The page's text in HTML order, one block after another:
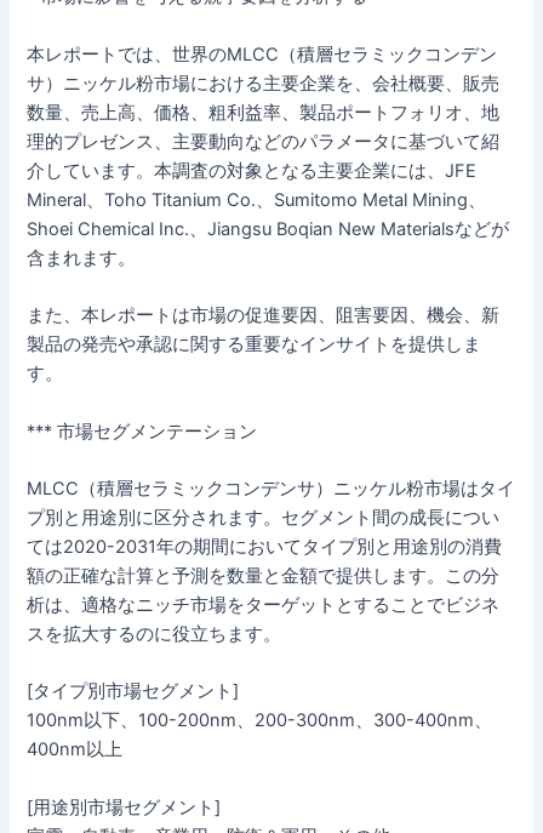
本レポートでは、世界のMLCC（積層セラミックコンデン
サ）ニッケル粉市場における主要企業を、会社概要、販売
数量、売上高、価格、粗利益率、製品ポートフォリオ、地
理的プレゼンス、主要動向などのパラメータに基づいて紹
介しています。本調査の対象となる主要企業には、JFE
Mineral、Toho Titanium Co.、Sumitomo Metal Mining、
Shoei Chemical Inc.、Jiangsu Boqian New Materialsなどが
含まれます。
また、本レポートは市場の促進要因、阻害要因、機会、新
製品の発売や承認に関する重要なインサイトを提供しま
す。
*** 市場セグメンテーション
MLCC（積層セラミックコンデンサ）ニッケル粉市場はタイ
プ別と用途別に区分されます。セグメント間の成長につい
ては2020-2031年の期間においてタイプ別と用途別の消費
額の正確な計算と予測を数量と金額で提供します。この分
析は、適格なニッチ市場をターゲットとすることでビジネ
スを拡大するのに役立ちます。
[タイプ別市場セグメント]
100nm以下、100-200nm、200-300nm、300-400nm、
400nm以上
[用途別市場セグメント]